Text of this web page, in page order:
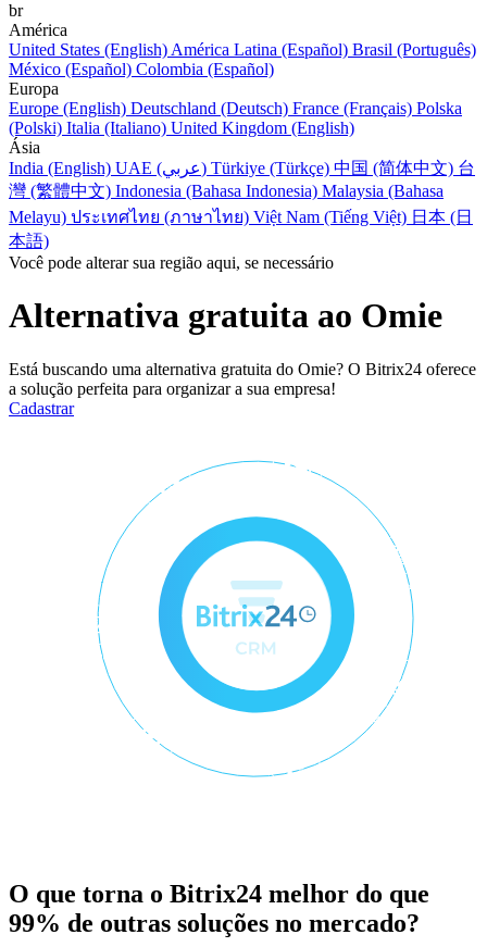
br
América
United States (English) América Latina (Español) Brasil (Português)
México (Español) Colombia (Español)
Europa
Europe (English) Deutschland (Deutsch) France (Français) Polska
(Polski) Italia (Italiano) United Kingdom (English)
Ásia
India (English)
UAE (عربي) Türkiye (Türkçe) 中国 (简体中文) 台
灣 (繁體中文) Indonesia (Bahasa Indonesia) Malaysia (Bahasa
Melayu) ประเทศไทย (ภาษาไทย) Việt Nam (Tiếng Việt) 日本 (日
本語)
Você pode alterar sua região aqui, se necessário
Alternativa gratuita ao Omie
Está buscando uma alternativa gratuita do Omie? O Bitrix24 oferece
a solução perfeita para organizar a sua empresa!
Cadastrar
O que torna o Bitrix24 melhor do que
99% de outras soluções no mercado?